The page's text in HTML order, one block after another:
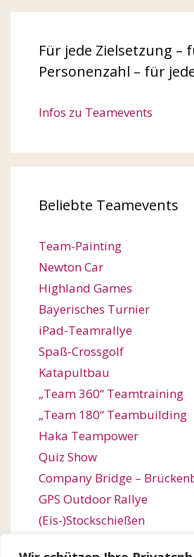
Für jede Zielsetzung –
Personenzahl – für
Infos zu Teamevents
Beliebte Teamevents
Team-Painting
Newton Car
Highland Games
Bayerisches Turnier
iPad-Teamrallye
Spaß-Crossgolf
Katapultbau
„Team 360“ Teamtraining
„Team 180“ Teambuilding
Haka Teampower
Quiz Show
Company Bridge –
GPS Outdoor Rallye
(Eis-)Stockschießen